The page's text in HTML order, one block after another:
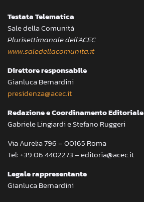
Testata Telematica
Sale della Comunità
Plurisettimanale dell’ACEC
www.saledellacomunita.it
Direttore responsabile
Gianluca Bernardini
presidenza@acec.it
Redazione e Coordinamento Editoriale
Gabriele Lingiardi e Stefano Ruggeri
Via Aurelia 796 – 00165 Roma
Tel: +39.06.4402273 – editoria@acec.it
Legale rappresentante
Gianluca Bernardini